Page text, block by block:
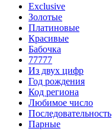
Exclusive
Золотые
Платиновые
Красивые
Бабочка
77777
Из двух цифр
Год рождения
Код региона
Любимое число
Последовательность
Парные